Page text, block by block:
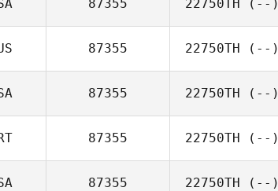
87355 22750TH (--)
87355 22750TH (--)
87355 22750TH (--)
87355 22750TH (--)
87355 22750TH (--)